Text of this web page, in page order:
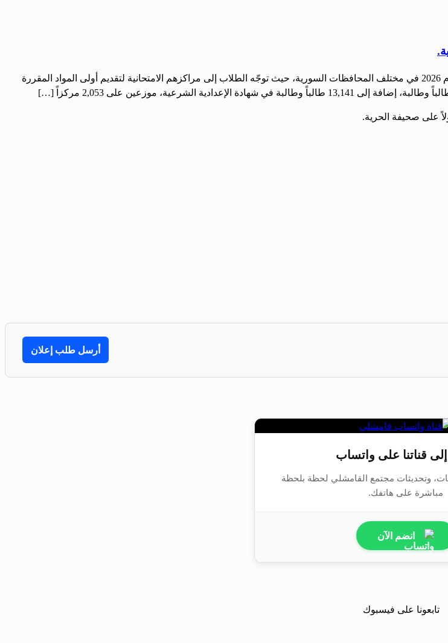
الحرية- دينا عبد: انطلقت اليوم امتحانات شهادة التعليم الأساسي والإعدادية الشرعية لدورة عام 2026 في مختلف المحافظات السورية، حيث توجّه الطلاب إلى مراكزهم الامتحانية لتقديم أولى المواد المقررة
على صحيفة الحرية.
أرسل طلب إعلان
قناتنا على واتساب
وتحديثات مجتمع القامشلي لحظة بلحظة
مباشرة على هاتفك.
انضم الآن